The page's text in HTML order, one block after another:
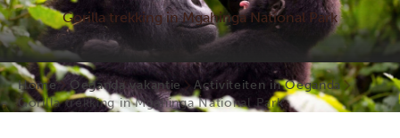
Gorilla trekking in Mgahinga National Park
Home Oeganda vakantie
Activiteiten in Oeganda
Gorilla trekking in Mgahinga National Park